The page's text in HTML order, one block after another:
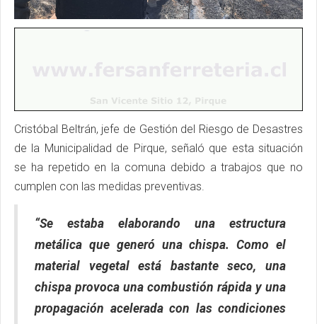
Cristóbal Beltrán, jefe de Gestión del Riesgo de Desastres
de la Municipalidad de Pirque, señaló que esta situación
se ha repetido en la comuna debido a trabajos que no
cumplen con las medidas preventivas.
“Se estaba elaborando una estructura
metálica que generó una chispa. Como el
material vegetal está bastante seco, una
chispa provoca una combustión rápida y una
propagación acelerada con las condiciones